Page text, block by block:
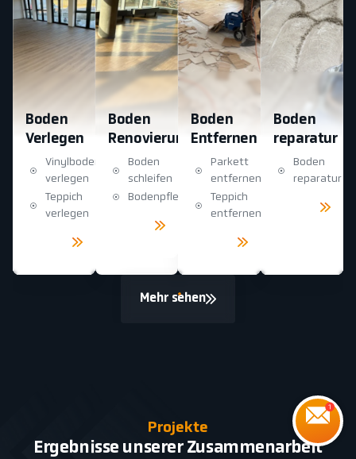
Boden
Verlegen
Vinylboden
verlegen
Teppich
verlegen
Boden
Renovierung
Boden
schleifen
Bodenpflege
Boden
Entfernen
Parkett
entfernen
Teppich
entfernen
Boden
reparatur
Boden
reparatur
Mehr sehen
Projekte
Ergebnisse unserer Zusammenarbeit